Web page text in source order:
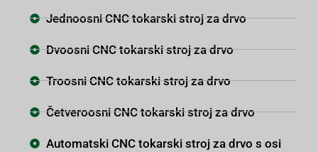
Jednoosni CNC tokarski stroj za drvo
Dvoosni CNC tokarski stroj za drvo
Troosni CNC tokarski stroj za drvo
Četveroosni CNC tokarski stroj za drvo
Automatski CNC tokarski stroj za drvo s osi